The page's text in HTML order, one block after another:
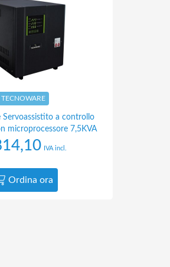
TECNOWARE
Servoassistito a controllo
microprocessore 7,5KVA
IVA incl.
Ordina ora